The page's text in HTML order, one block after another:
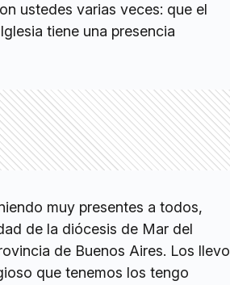
ustedes varias veces: que el
tiene una presencia
muy presentes a todos,
de la diócesis de Mar del
de Buenos Aires. Los llevo
que tenemos los tengo